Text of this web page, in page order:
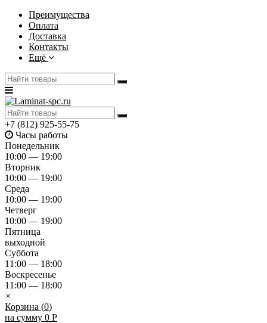
Преимущества
Оплата
Доставка
Контакты
Ещё
+7 (812) 925-55-75
Часы работы
Понедельник
10:00 — 19:00
Вторник
10:00 — 19:00
Среда
10:00 — 19:00
Четверг
10:00 — 19:00
Пятница
выходной
Суббота
11:00 — 18:00
Воскресенье
11:00 — 18:00
×
Корзина (0)
на сумму 0 Р